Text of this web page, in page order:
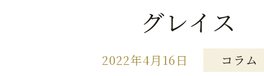
グレイス
2022年4月16日 コラム